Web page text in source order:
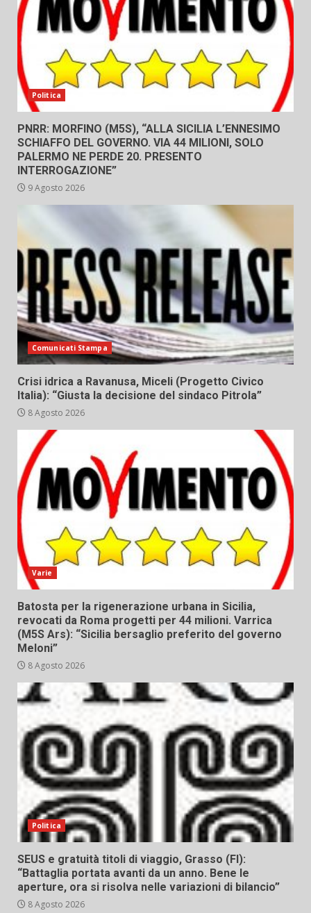
Politica
PNRR: MORFINO (M5S), “ALLA SICILIA L’ENNESIMO
SCHIAFFO DEL GOVERNO. VIA 44 MILIONI, SOLO
PALERMO NE PERDE 20. PRESENTO
INTERROGAZIONE”
9 Agosto 2026
Comunicati Stampa
Crisi idrica a Ravanusa, Miceli (Progetto Civico
Italia): “Giusta la decisione del sindaco Pitrola”
8 Agosto 2026
Varie
Batosta per la rigenerazione urbana in Sicilia,
revocati da Roma progetti per 44 milioni. Varrica
(M5S Ars): “Sicilia bersaglio preferito del governo
Meloni”
8 Agosto 2026
Politica
SEUS e gratuità titoli di viaggio, Grasso (FI):
“Battaglia portata avanti da un anno. Bene le
aperture, ora si risolva nelle variazioni di bilancio”
8 Agosto 2026